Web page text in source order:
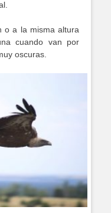
o a la misma altura
cuando van por
oscuras.